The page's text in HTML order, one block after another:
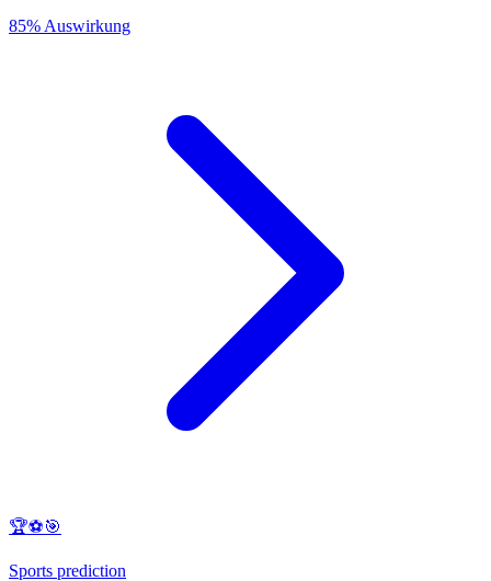
85% Auswirkung
🏆⚽️🎯
Sports prediction